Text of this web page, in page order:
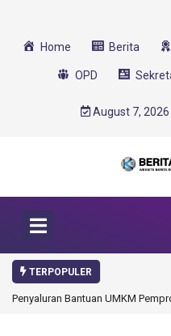
Home Berita
OPD
August 7, 2026
TERPOPULER
UMKM Pemprov Gorontalo